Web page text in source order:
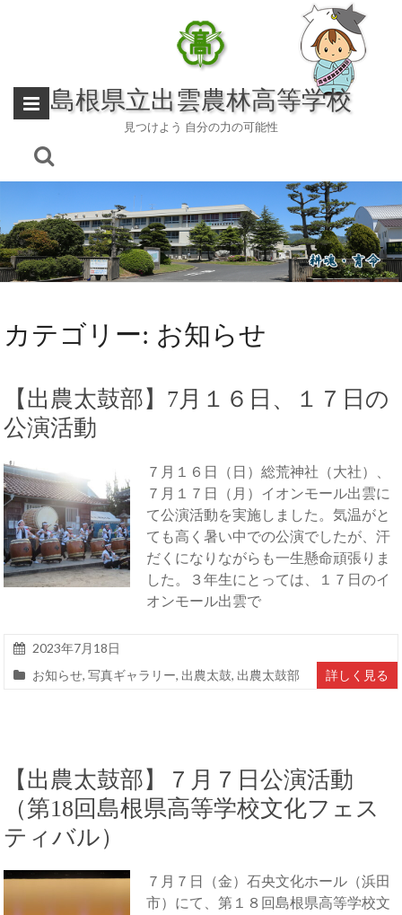
島根県立出雲農林高等学校
見つけよう 自分の力の可能性
カテゴリー: お知らせ
【出農太鼓部】7月１６日、１７日の
公演活動
７月１６日（日）総荒神社（大社）、
７月１７日（月）イオンモール出雲に
て公演活動を実施しました。気温がと
ても高く暑い中での公演でしたが、汗
だくになりながらも一生懸命頑張りま
した。３年生にとっては、１７日のイ
オンモール出雲で
2023年7月18日
お知らせ,写真ギャラリー, 出農太鼓, 出農太鼓部 詳しく見る
【出農太鼓部】７月７日公演活動
（第18回島根県高等学校文化フェス
ティバル）
７月７日（金）石央文化ホール（浜田
市）にて、第１８回島根県高等学校文